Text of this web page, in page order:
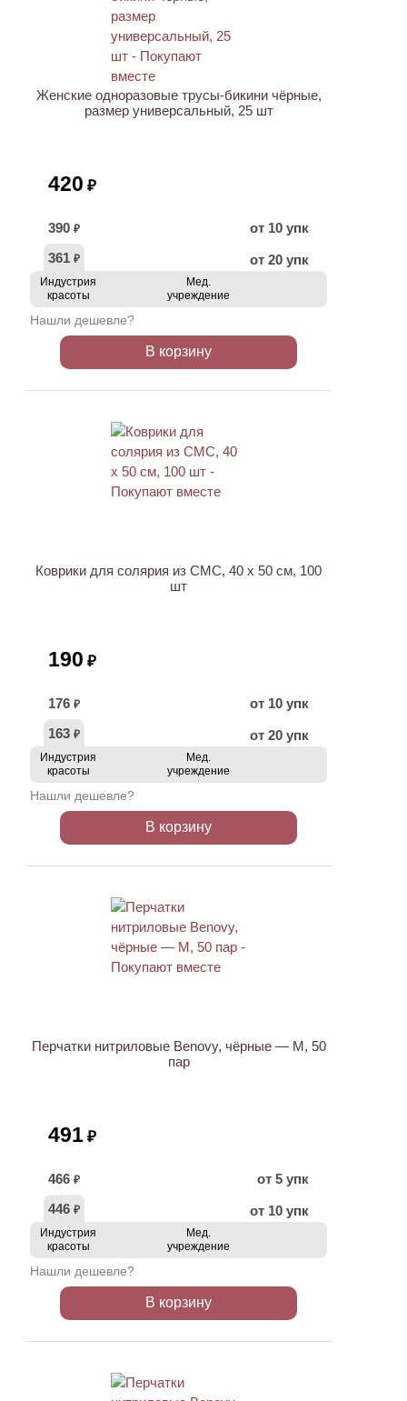
Женские одноразовые трусы-бикини чёрные,
размер универсальный, 25 шт
420 ₽
390 ₽
от 10 упк
361 ₽ от 20 упк
Индустрия
красоты
Мед.
учреждение
Нашли дешевле?
В корзину
Коврики для солярия из СМС, 40 х 50 см, 100
шт
190 ₽
176 ₽
от 10 упк
163 ₽ от 20 упк
Индустрия
красоты
Мед.
учреждение
Нашли дешевле?
В корзину
Перчатки нитриловые Benovy, чёрные — M, 50
пар
491 ₽
466 ₽
от 5 упк
446 ₽ от 10 упк
Индустрия
красоты
Мед.
учреждение
Нашли дешевле?
В корзину